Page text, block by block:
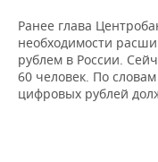
ФИГУРНОЕ
ВОДНЫЕ ВИДЫ
ХОККЕЙ С МЯЧОМ
МЕДИЦИНА
ОБРАЗОВАНИЕ
ПРОИСШЕСТВИЯ
Ранее глава
необходимости
рублем в России.
60 человек. По
цифровых рублей